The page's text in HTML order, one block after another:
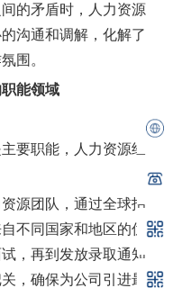
的矛盾时，人力资源
沟通和调解，化解了
围。
能领域
要职能，人力资源经
源团队，通过全球招
不同国家和地区的优
，再到发放录取通知
，确保为公司引进最